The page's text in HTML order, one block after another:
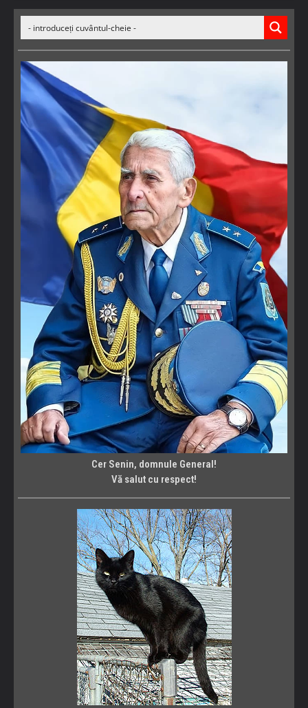
Cer Senin, domnule General!
Vă salut cu respect!